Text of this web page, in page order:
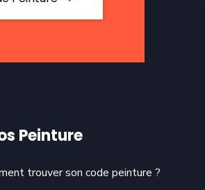
Peinture
trouver son code peinture ?